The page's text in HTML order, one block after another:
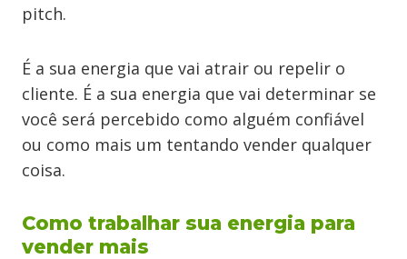
pitch.
É a sua energia que vai atrair ou repelir o
cliente. É a sua energia que vai determinar se
você será percebido como alguém confiável
ou como mais um tentando vender qualquer
coisa.
Como trabalhar sua energia para
vender mais